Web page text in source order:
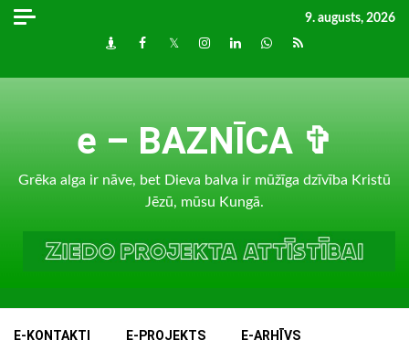
Skip
9. augusts, 2026
DraugiemFacebook
TwitterInstagram
LinkedInwhatsapp
RSS
e – BAZNĪCA ✞
Grēka alga ir nāve, bet Dieva balva ir mūžīga dzīvība Kristū
Jēzū, mūsu Kungā.
E-KONTAKTI E-PROJEKTS E-ARHĪVS